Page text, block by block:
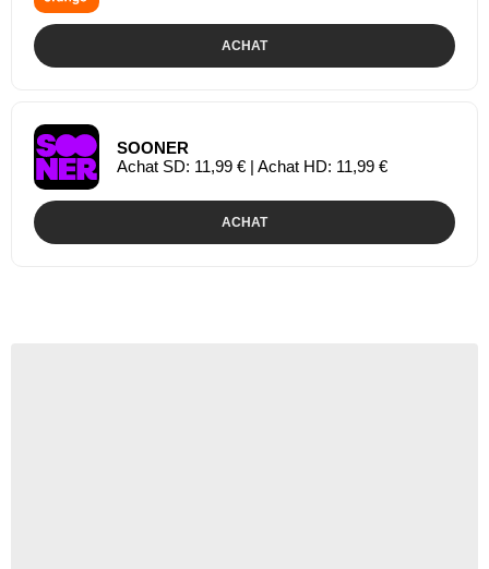
ACHAT
SOONER
Achat SD: 11,99 € | Achat HD: 11,99 €
ACHAT